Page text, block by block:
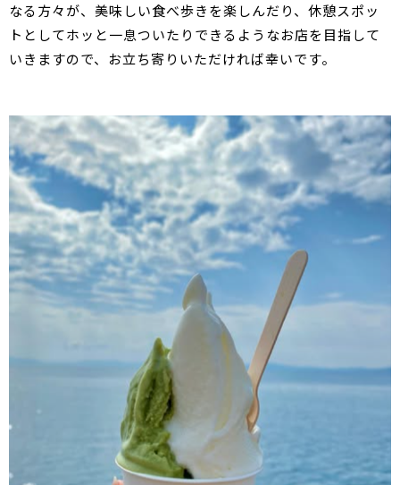
なる方々が、美味しい食べ歩きを楽しんだり、休憩スポッ
トとしてホッと一息ついたりできるようなお店を目指して
いきますので、お立ち寄りいただければ幸いです。